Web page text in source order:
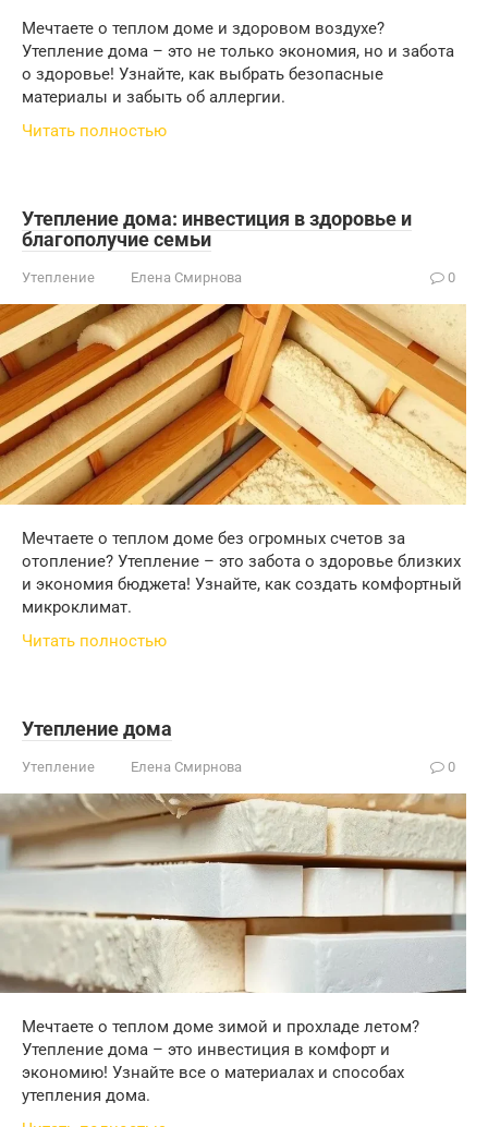
Мечтаете о теплом доме и здоровом воздухе?
Утепление дома – это не только экономия, но и забота
о здоровье! Узнайте, как выбрать безопасные
материалы и забыть об аллергии.
Читать полностью
Утепление дома: инвестиция в здоровье и
благополучие семьи
Утепление Елена Смирнова 0
Мечтаете о теплом доме без огромных счетов за
отопление? Утепление – это забота о здоровье близких
и экономия бюджета! Узнайте, как создать комфортный
микроклимат.
Читать полностью
Утепление дома
Утепление Елена Смирнова 0
Мечтаете о теплом доме зимой и прохладе летом?
Утепление дома – это инвестиция в комфорт и
экономию! Узнайте все о материалах и способах
утепления дома.